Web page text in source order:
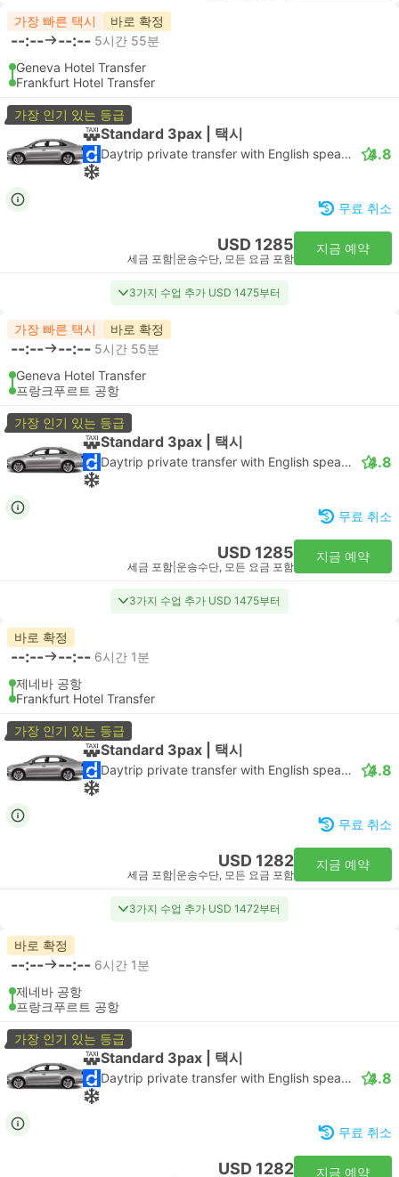
가장 빠른 택시 바로 확정
--:-- --:-- 5시간 55분
Geneva Hotel Transfer
Frankfurt Hotel Transfer
가장 인기 있는 등급
Standard 3pax | 택시
Daytrip private transfer with English speaking driver 4.8
무료 취소
USD 1285
세금 포함 운송수단, 모든 요금 포함
지금 예약
3가지 수업 추가 USD 1475부터
가장 빠른 택시 바로 확정
--:-- --:-- 5시간 55분
Geneva Hotel Transfer
프랑크푸르트 공항
가장 인기 있는 등급
Standard 3pax | 택시
Daytrip private transfer with English speaking driver 4.8
무료 취소
USD 1285
세금 포함 운송수단, 모든 요금 포함
지금 예약
3가지 수업 추가 USD 1475부터
바로 확정
--:-- --:-- 6시간 1분
제네바 공항
Frankfurt Hotel Transfer
가장 인기 있는 등급
Standard 3pax | 택시
Daytrip private transfer with English speaking driver 4.8
무료 취소
USD 1282
세금 포함 운송수단, 모든 요금 포함
지금 예약
3가지 수업 추가 USD 1472부터
바로 확정
--:-- --:-- 6시간 1분
제네바 공항
프랑크푸르트 공항
가장 인기 있는 등급
Standard 3pax | 택시
Daytrip private transfer with English speaking driver 4.8
무료 취소
USD 1282 지금 예약